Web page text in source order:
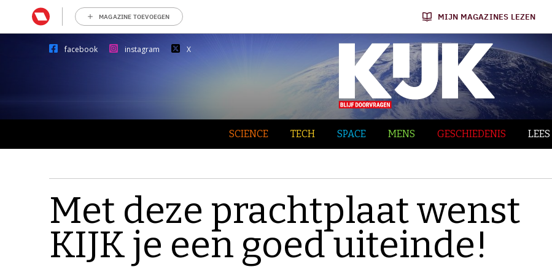
MAGAZINE TOEVOEGEN MIJN MAGAZINES LEZEN
facebook instagram X
SCIENCE TECH SPACE MENS GESCHIEDENIS
Met deze prachtplaat wenst
KIJK je een goed uiteinde!